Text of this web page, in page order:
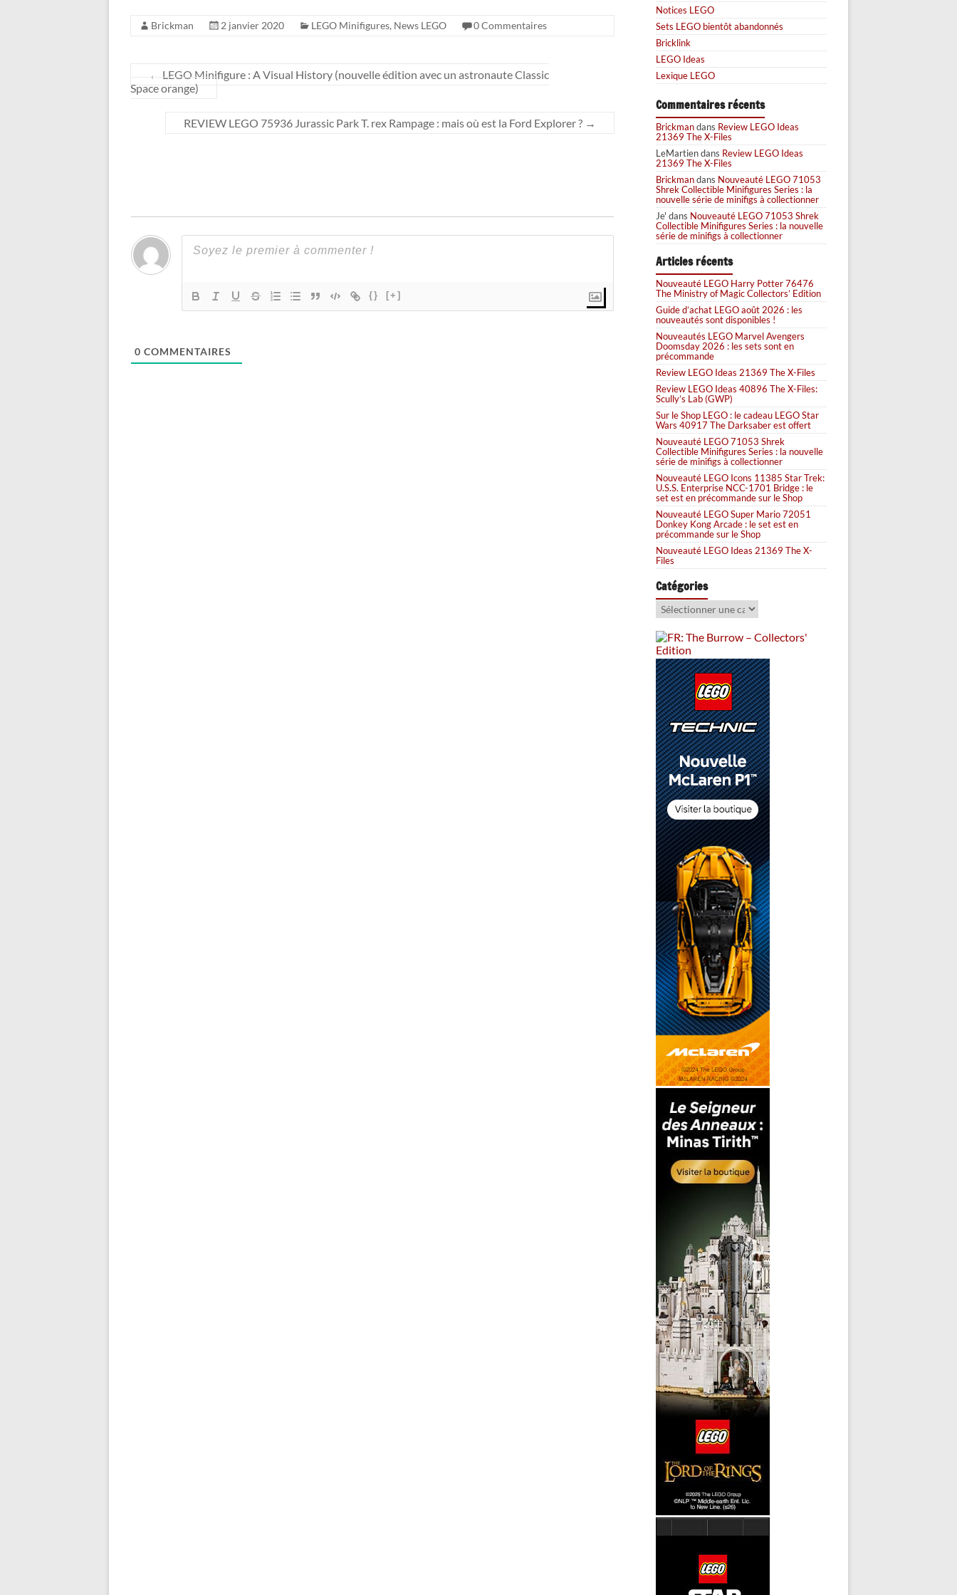
Brickman 2 janvier 2020 LEGO Minifigures, News LEGO 0 Commentaires
←
LEGO Minifigure : A Visual History (nouvelle édition avec un astronaute Classic
Space orange)
REVIEW LEGO 75936 Jurassic Park T. rex Rampage : mais où est la Ford Explorer ? →
{} [+]
0 COMMENTAIRES
Notices LEGO
Sets LEGO bientôt abandonnés
Bricklink
LEGO Ideas
Lexique LEGO
Commentaires récents
Brickmandans Review LEGO Ideas
21369 The X-Files
LeMartiendans Review LEGO Ideas
21369 The X-Files
Brickmandans Nouveauté LEGO 71053
Shrek Collectible Minifigures Series : la
nouvelle série de minifigs à collectionner
Je' dans Nouveauté LEGO 71053 Shrek
Collectible Minifigures Series : la nouvelle
série de minifigs à collectionner
Articles récents
Nouveauté LEGO Harry Potter 76476
The Ministry of Magic Collectors’ Edition
Guide d’achat LEGO août 2026 : les
nouveautés sont disponibles !
Nouveautés LEGO Marvel Avengers
Doomsday 2026 : les sets sont en
précommande
Review LEGO Ideas 21369 The X-Files
Review LEGO Ideas 40896 The X-Files:
Scully’s Lab (GWP)
Sur le Shop LEGO : le cadeau LEGO Star
Wars 40917 The Darksaber est offert
Nouveauté LEGO 71053 Shrek
Collectible Minifigures Series : la nouvelle
série de minifigs à collectionner
Nouveauté LEGO Icons 11385 Star Trek:
U.S.S. Enterprise NCC-1701 Bridge : le
set est en précommande sur le Shop
Nouveauté LEGO Super Mario 72051
Donkey Kong Arcade : le set est en
précommande sur le Shop
Nouveauté LEGO Ideas 21369 The X-
Files
Catégories
Catégories